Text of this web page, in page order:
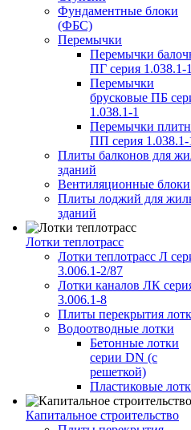
Фундаментные блоки
(ФБС)
Перемычки
Перемычки
ПГ серия 1.038.1-
Перемычки
брусковые ПБ
1.038.1-1
Перемычки
ПП серия 1.038.1-
Плиты балконов для
зданий
Вентиляционные блоки
Плиты лоджий для
зданий
Лотки теплотрасс
Лотки теплотрасс Л
3.006.1-2/87
Лотки каналов ЛК
3.006.1-8
Плиты перекрытия
Водоотводные лотки
Бетонные лотки
серии DN (с
решеткой)
Пластиковые
Капитальное строительство